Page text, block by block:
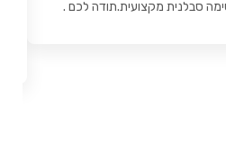
סבלנית מקצועית.תודה לכם .